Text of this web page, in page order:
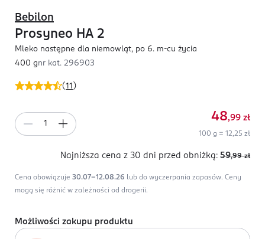
(11 )
Bebilon
Prosyneo HA 2
Mleko następne dla niemowląt, po 6. m-cu życia
400 gnr kat. 296903
48,99 zł
100 g = 12,25 zł
Najniższa cena z 30 dni przed obniżką: 59,99 zł
Cena obowiązuje 30.07-12.08.26 lub do wyczerpania zapasów. Ceny
mogą się różnić w zależności od drogerii.
Możliwości zakupu produktu